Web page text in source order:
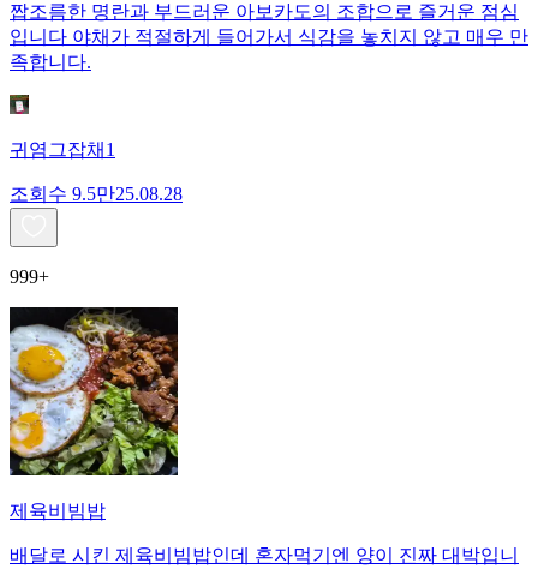
짭조름한 명란과 부드러운 아보카도의 조합으로 즐거운 점심
입니다 야채가 적절하게 들어가서 식감을 놓치지 않고 매우 만
족합니다.
귀염그잡채1
조회수 9.5만25.08.28
999+
제육비빔밥
배달로 시킨 제육비빔밥인데 혼자먹기엔 양이 진짜 대박입니